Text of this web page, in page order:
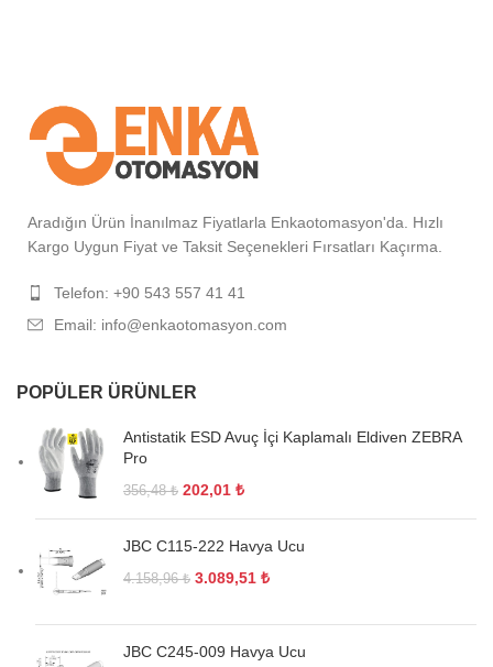
Aradığın Ürün İnanılmaz Fiyatlarla Enkaotomasyon'da. Hızlı
Kargo Uygun Fiyat ve Taksit Seçenekleri Fırsatları Kaçırma.
Telefon: +90 543 557 41 41
Email: info@enkaotomasyon.com
POPÜLER ÜRÜNLER
Antistatik ESD Avuç İçi Kaplamalı Eldiven ZEBRA
Pro
356,48₺ 202,01 ₺
JBC C115-222 Havya Ucu
4.158,96₺ 3.089,51 ₺
JBC C245-009 Havya Ucu